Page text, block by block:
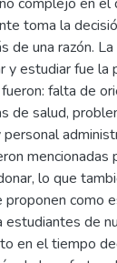
toma la
de una razón.
estudiar fue la
falta de
de salud,
mencionadas
lo que
como
estudiantes de
en el tiempo